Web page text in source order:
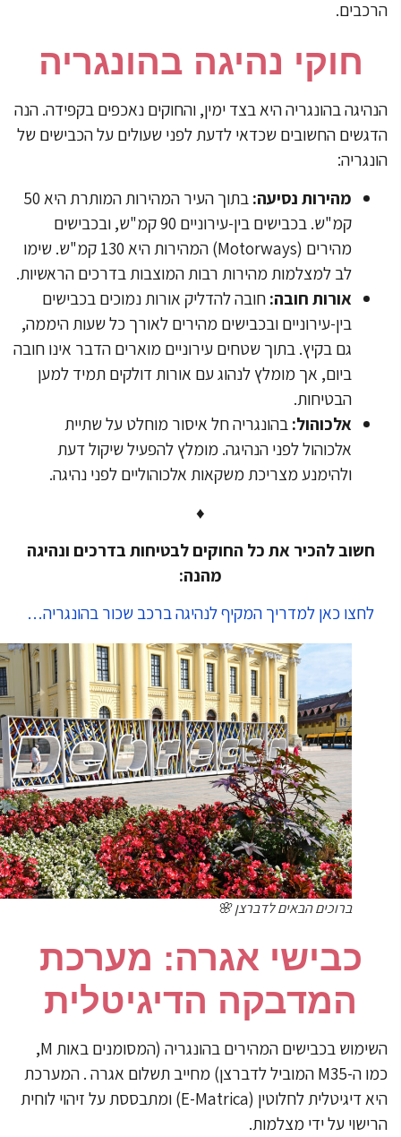
חוקי נהיגה בהונגריה
בהונגריה היא בצד ימין, והחוקים נאכפים בקפידה. הנה
החשובים שכדאי לדעת לפני שעולים על הכבישים של
מהירות נסיעה:
בתוך העיר המהירות המותרת היא 50
קמ"ש. בכבישים בין-עירוניים 90 קמ"ש, ובכבישים
מהירים (Motorways) המהירות היא 130 קמ"ש. שימו
לב למצלמות מהירות רבות המוצבות בדרכים הראשיות.
אורות חובה:חובה להדליק אורות נמוכים בכבישים
בין-עירוניים ובכבישים מהירים לאורך כל שעות היממה,
גם בקיץ. בתוך שטחים עירוניים מוארים הדבר אינו חובה
ביום, אך מומלץ לנהוג עם אורות דולקים תמיד למען
הבטיחות.
אלכוהול:בהונגריה חל איסור מוחלט על שתיית
אלכוהול לפני הנהיגה. מומלץ להפעיל שיקול דעת
ולהימנע מצריכת משקאות אלכוהוליים לפני נהיגה.
חשוב להכיר את כל החוקים לבטיחות בדרכים ונהיגה
מהנה:
לחצו כאן למדריך המקיף לנהיגה ברכב שכור בהונגריה…
ברוכים הבאים לדברצן 🌸
כבישי אגרה: מערכת
המדבקה הדיגיטלית
השימוש בכבישים המהירים בהונגריה (המסומנים באות M,
כמו ה-M35 המוביל לדברצן) מחייב תשלום אגרה . המערכת
היא דיגיטלית לחלוטין (E-Matrica) ומתבססת על זיהוי לוחית
על ידי מצלמות.